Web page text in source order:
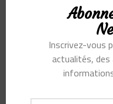
Alibaba Alihealth
Assurance
Inscrivez-vous
actualités, des